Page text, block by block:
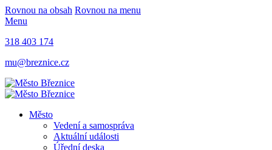
Rovnou na obsah Rovnou na menu
Menu
318 403 174
mu@breznice.cz
Město
Vedení a samospráva
Aktuální události
Úřední deska